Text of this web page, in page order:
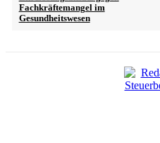
Fachkräftemangel im
Gesundheitswesen